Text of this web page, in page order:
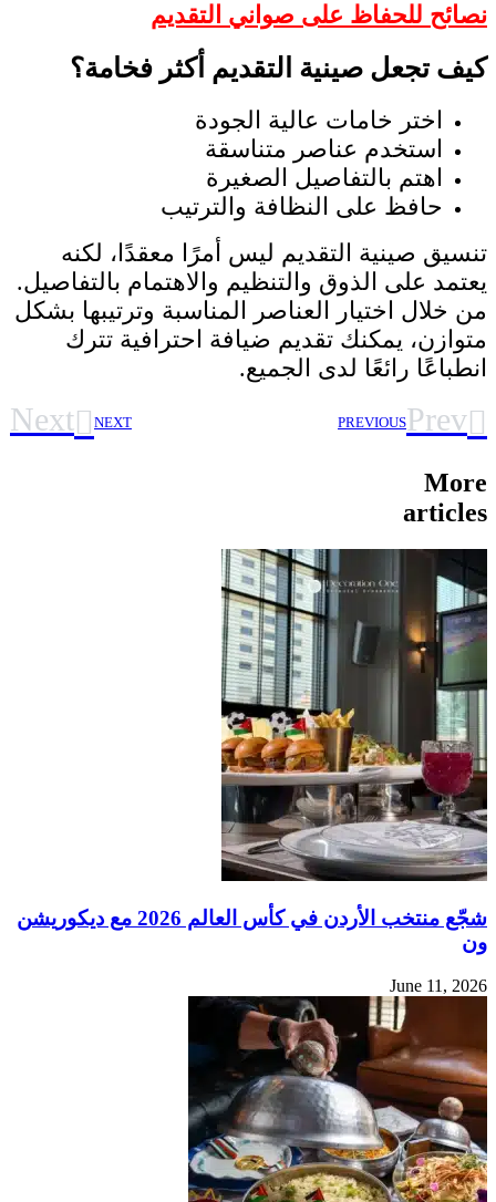
نصائح للحفاظ على صواني التقديم
كيف تجعل صينية التقديم أكثر فخامة؟
اختر خامات عالية الجودة
استخدم عناصر متناسقة
اهتم بالتفاصيل الصغيرة
حافظ على النظافة والترتيب
تنسيق صينية التقديم ليس أمرًا معقدًا، لكنه
يعتمد على الذوق والتنظيم والاهتمام بالتفاصيل.
من خلال اختيار العناصر المناسبة وترتيبها بشكل
متوازن، يمكنك تقديم ضيافة احترافية تترك
انطباعًا رائعًا لدى الجميع.
Prev
PREVIOUS
NEXT
Next
More
articles
شجّع منتخب الأردن في كأس العالم 2026 مع ديكوريشن
ون
June 11, 2026